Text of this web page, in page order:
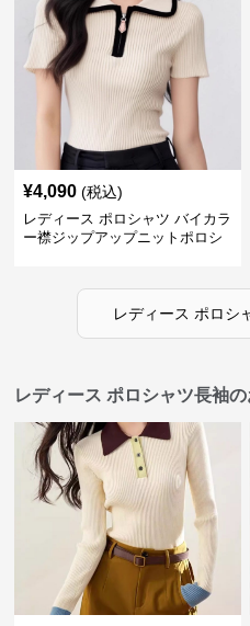
¥4,090 (税込)
レディース ポロシャツ バイカラ
ー襟ジップアップニットポロシ
レディース ポロシ
レディース ポロシャツ長袖